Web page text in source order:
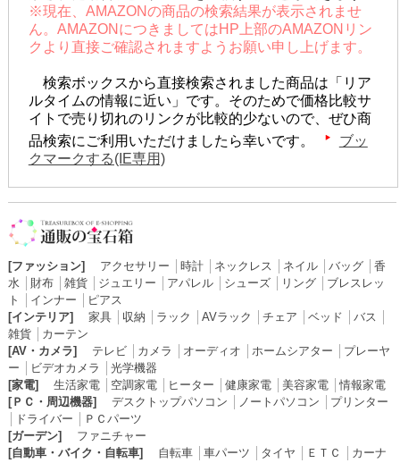
※現在、AMAZONの商品の検索結果が表示されませ
ん。AMAZONにつきましてはHP上部のAMAZONリン
クより直接ご確認されますようお願い申し上げます。
検索ボックスから直接検索されました商品は「リア
ルタイムの情報に近い」です。そのためで価格比較サ
イトで売り切れのリンクが比較的少ないので、ぜひ商
品検索にご利用いただけましたら幸いです。
ブッ
クマークする(IE専用)
[ファッション] アクセサリー 時計 ネックレス ネイル │バッグ │香
水
財布 │雑貨 ジュエリー アパレル シューズ リング
ブレスレッ
ト
インナー
ピアス
[インテリア]
家具 収納 ラック │AVラック │チェア │ベッド │バス
雑貨
カーテン
[AV・カメラ]
テレビ カメラ オーディオ │ホームシアター
プレーヤ
ー
ビデオカメラ │光学機器
[家電]
生活家電 空調家電 ヒーター │健康家電 美容家電 │情報家電
[ＰＣ・周辺機器]
デスクトップパソコン ノートパソコン
プリンター
ドライバー
ＰＣパーツ
[ガーデン]
ファニチャー
[自動車・バイク・自転車]
自転車 │車パーツ タイヤ ＥＴＣ カーナ